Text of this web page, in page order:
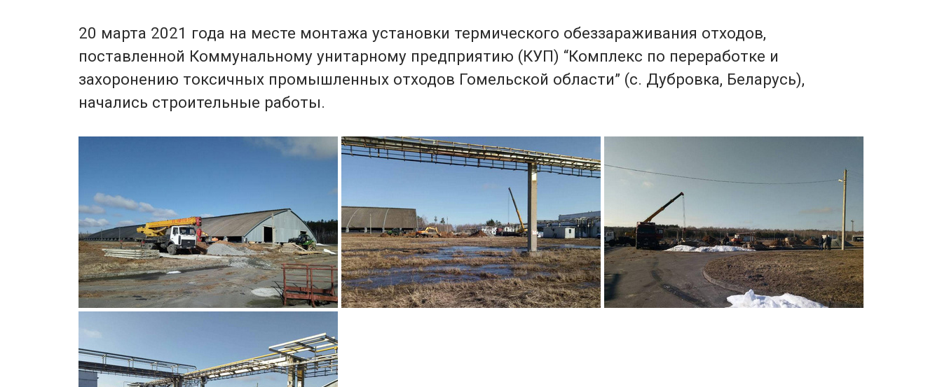
20 марта 2021 года на месте монтажа установки термического обеззараживания отходов,
поставленной Коммунальному унитарному предприятию (КУП) “Комплекс по переработке и
захоронению токсичных промышленных отходов Гомельской области” (с. Дубровка, Беларусь),
начались строительные работы.